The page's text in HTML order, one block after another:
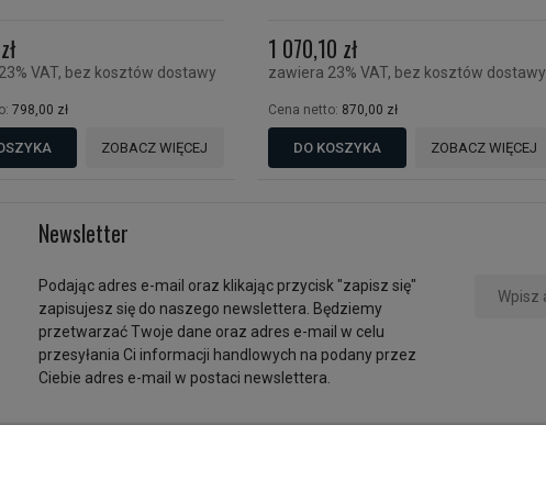
VAT, bez kosztów dostawy
798,00 zł
ZOBACZ WIĘCEJ
1 070,10 zł
zawiera 23% VAT, bez kosztów dostawy
Cena netto: 870,00 zł
DO KOSZYKA ZOBACZ WIĘCEJ
Newsletter
Podając adres e-mail oraz klikając przycisk "zapisz się"
zapisujesz się do naszego newslettera. Będziemy
przetwarzać Twoje dane oraz adres e-mail w celu
przesyłania Ci informacji handlowych na podany przez
Ciebie adres e-mail w postaci newslettera.